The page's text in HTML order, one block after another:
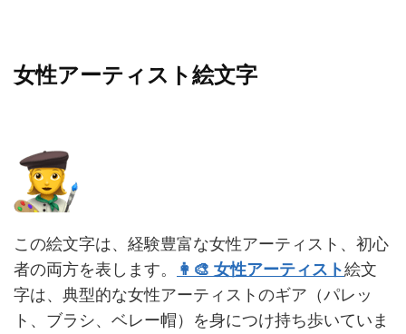
女性アーティスト絵文字
この絵文字は、経験豊富な女性アーティスト、初心
者の両方を表します。
👩‍🎨 女性アーティスト絵文
字は、典型的な女性アーティストのギア（パレッ
ト、ブラシ、ベレー帽）を身につけ持ち歩いていま